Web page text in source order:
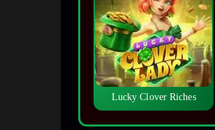
Lucky Clover Riches